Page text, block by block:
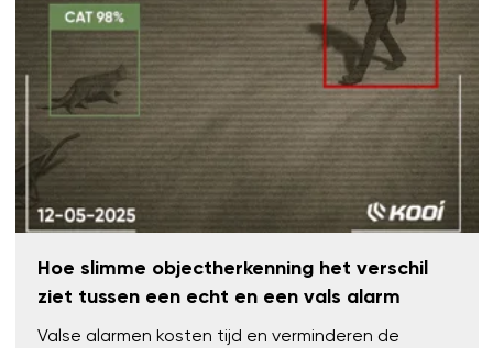
Hoe slimme objectherkenning het verschil
ziet tussen een echt en een vals alarm
Valse alarmen kosten tijd en verminderen de